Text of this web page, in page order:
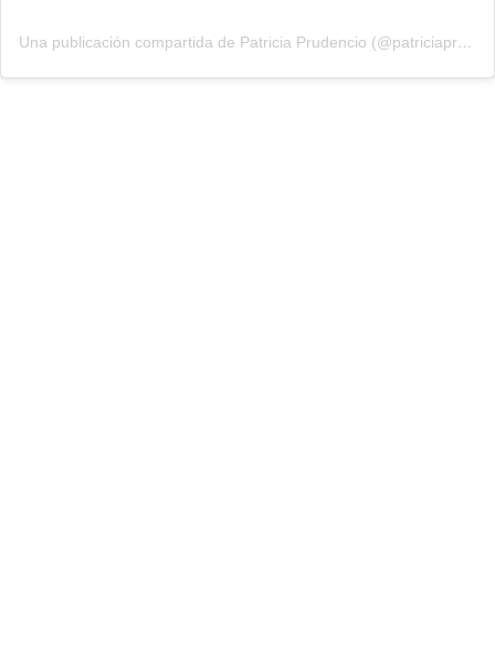
Una publicación compartida de Patricia Prudencio (@patriciaprudencio98)